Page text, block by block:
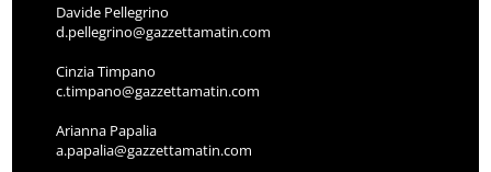
Davide Pellegrino
d.pellegrino@gazzettamatin.com
Cinzia Timpano
c.timpano@gazzettamatin.com
Arianna Papalia
a.papalia@gazzettamatin.com